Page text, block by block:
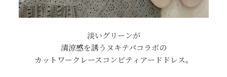
淡いグリーンが
清涼感を誘う ヌキテパコラボの
カットワークレースコンビティアードドレス。